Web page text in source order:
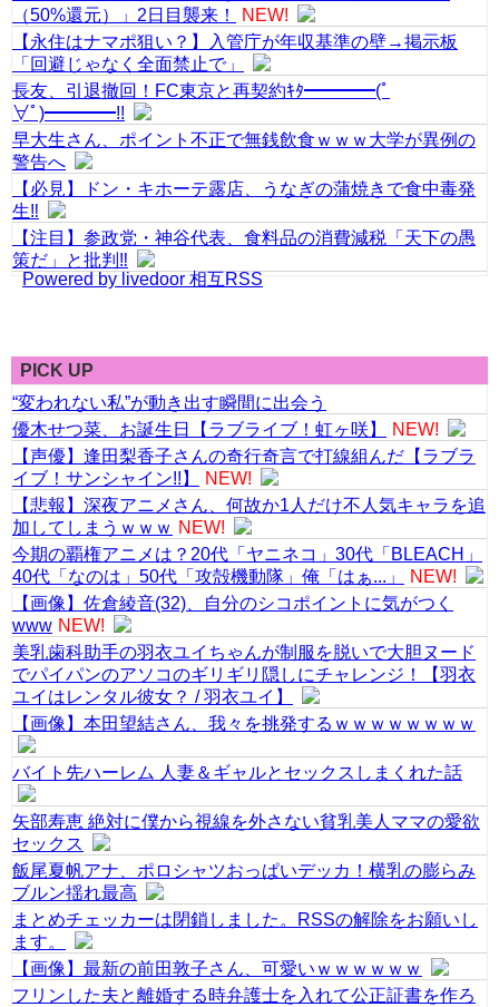
（50%還元）」2日目襲来！
NEW!
【永住はナマポ狙い？】入管庁が年収基準の壁→掲示板
「回避じゃなく全面禁止で」
長友、引退撤回！FC東京と再契約ｷﾀ━━━━(ﾟ
∀ﾟ)━━━━!!
早大生さん、ポイント不正で無銭飲食ｗｗｗ大学が異例の
警告へ
【必見】ドン・キホーテ露店、うなぎの蒲焼きで食中毒発
生‼
【注目】参政党・神谷代表、食料品の消費減税「天下の愚
策だ」と批判‼
Powered by livedoor 相互RSS
PICK UP
“変われない私”が動き出す瞬間に出会う
優木せつ菜、お誕生日【ラブライブ！虹ヶ咲】
NEW!
【声優】逢田梨香子さんの奇行奇言で打線組んだ【ラブラ
イブ！サンシャイン!!】
NEW!
【悲報】深夜アニメさん、何故か1人だけ不人気キャラを追
加してしまうｗｗｗ
NEW!
今期の覇権アニメは？20代「ヤニネコ」30代「BLEACH」
40代「なのは」50代「攻殻機動隊」俺「はぁ...」
NEW!
【画像】佐倉綾音(32)、自分のシコポイントに気がつく
www NEW!
美乳歯科助手の羽衣ユイちゃんが制服を脱いで大胆ヌード
でパイパンのアソコのギリギリ隠しにチャレンジ！【羽衣
ユイはレンタル彼女？ / 羽衣ユイ】
【画像】本田望結さん、我々を挑発するｗｗｗｗｗｗｗｗ
バイト先ハーレム 人妻＆ギャルとセックスしまくれた話
矢部寿恵 絶対に僕から視線を外さない貧乳美人ママの愛欲
セックス
飯尾夏帆アナ、ポロシャツおっぱいデッカ！横乳の膨らみ
ブルン揺れ最高
まとめチェッカーは閉鎖しました。RSSの解除をお願いし
ます。
【画像】最新の前田敦子さん、可愛いｗｗｗｗｗｗ
フリンした夫と離婚する時弁護士を入れて公正証書を作ろ